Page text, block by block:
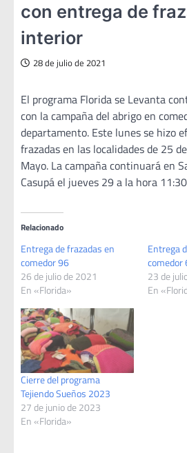
con entrega de
interior
28 de julio de 2021
El programa Florida se Levanta
con la campaña del abrigo en
departamento. Este lunes se hizo
frazadas en las localidades de 25
Mayo. La campaña continuará en
Casupá el jueves 29 a la hora
Relacionado
Entrega de frazadas en
comedor 96
26 de julio de 2021
En «Florida»
Entrega
comedor
23 de
En
Cierre del programa
Tejiendo Sueños 2023
27 de junio de 2023
En «Florida»